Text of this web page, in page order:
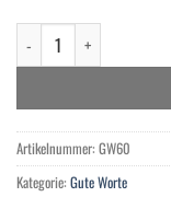
Getrost sein Menge
Artikelnummer: GW60
Kategorie: Gute Worte